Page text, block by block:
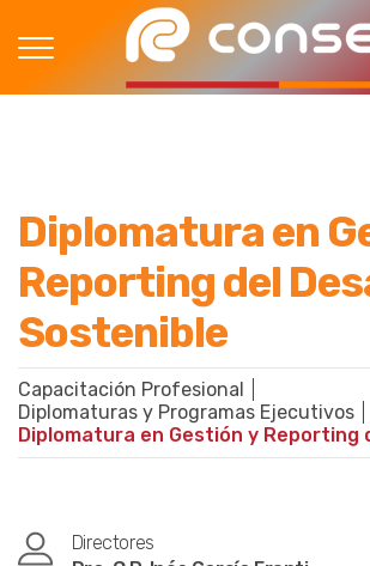
Diplomatura en
Reporting del
Sostenible
Capacitación Profesional
Diplomaturas y Programas Ejecutivos
Directores